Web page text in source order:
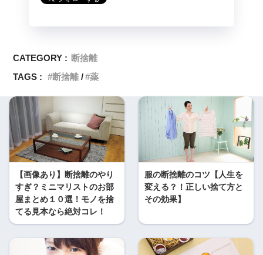
CATEGORY : 断捨離
TAGS :
断捨離 薬
【画像あり】断捨離のやり
すぎ？ミニマリストのお部
屋まとめ１０選！モノを捨
てる見本なら絶対コレ！
服の断捨離のコツ【人生を
変える？！正しい捨て方と
その効果】